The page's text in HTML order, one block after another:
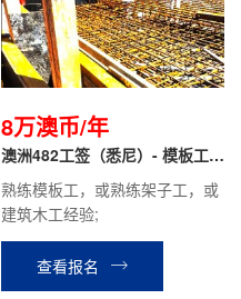
8万澳币/年
澳洲482工签（悉尼）- 模板工/
熟练模板工，或熟练架子工，或
建筑木工经验;
查看报名